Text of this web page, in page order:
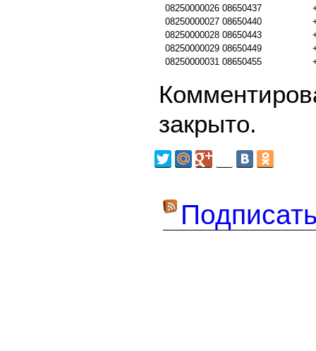
08250000026 08650437
08250000027 08650440
08250000028 08650443
08250000029 08650449
08250000031 08650455
закрыто.